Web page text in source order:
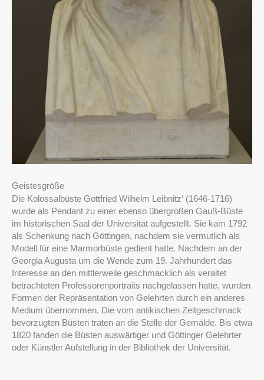
Geistesgröße
Die Kolossalbüste Gottfried Wilhelm Leibnitz‘ (1646-1716)
wurde als Pendant zu einer ebenso übergroßen Gauß-Büste
im historischen Saal der Universität aufgestellt. Sie kam 1792
als Schenkung nach Göttingen, nachdem sie vermutlich als
Modell für eine Marmorbüste gedient hatte. Nachdem an der
Georgia Augusta um die Wende zum 19. Jahrhundert das
Interesse an den mittlerweile geschmacklich als veraltet
betrachteten Professorenportraits nachgelassen hatte, wurden
Formen der Repräsentation von Gelehrten durch ein anderes
Medium übernommen. Die vom antikischen Zeitgeschmack
bevorzugten Büsten traten an die Stelle der Gemälde. Bis etwa
1820 fanden die Büsten auswärtiger und Göttinger Gelehrter
oder Künstler Aufstellung in der Bibliothek der Universität.